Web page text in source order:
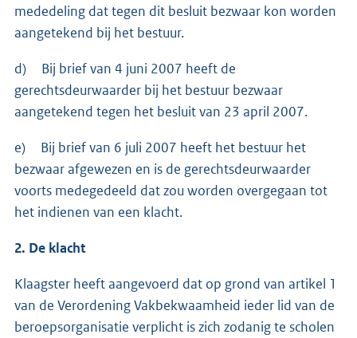
mededeling dat tegen dit besluit bezwaar kon worden
aangetekend bij het bestuur.
d) Bij brief van 4 juni 2007 heeft de
gerechtsdeurwaarder bij het bestuur bezwaar
aangetekend tegen het besluit van 23 april 2007.
e) Bij brief van 6 juli 2007 heeft het bestuur het
bezwaar afgewezen en is de gerechtsdeurwaarder
voorts medegedeeld dat zou worden overgegaan tot
het indienen van een klacht.
2. De klacht
Klaagster heeft aangevoerd dat op grond van artikel 1
van de Verordening Vakbekwaamheid ieder lid van de
beroepsorganisatie verplicht is zich zodanig te scholen